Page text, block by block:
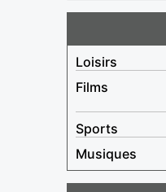
Loisirs
Films
Sports
Musiques